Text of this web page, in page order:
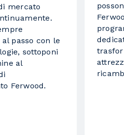
mercato
passo con le
sottoponi
al
Ferwood.